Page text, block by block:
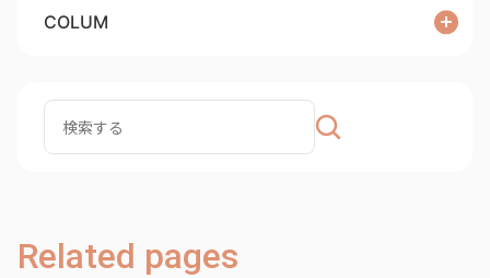
COLUM
Related pages